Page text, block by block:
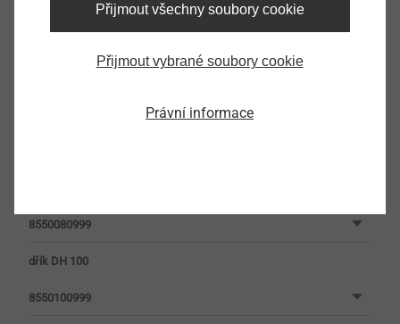
8550080999
dřík DH 100
8550100999
Přijmout všechny soubory cookie
Přijmout vybrané soubory cookie
Právní informace